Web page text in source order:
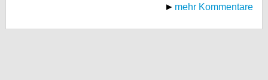
mehr Kommentare